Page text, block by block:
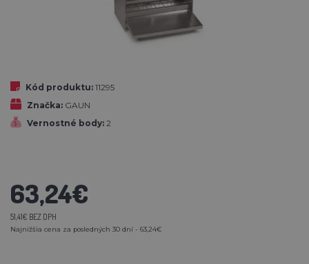
Kód produktu: 11295
Značka: GAUN
Vernostné body: 2
63,24€
51,41€ BEZ DPH
Najnižšia cena za posledných 30 dní - 63,24€